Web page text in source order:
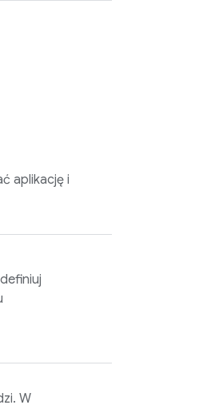
aplikację i
W